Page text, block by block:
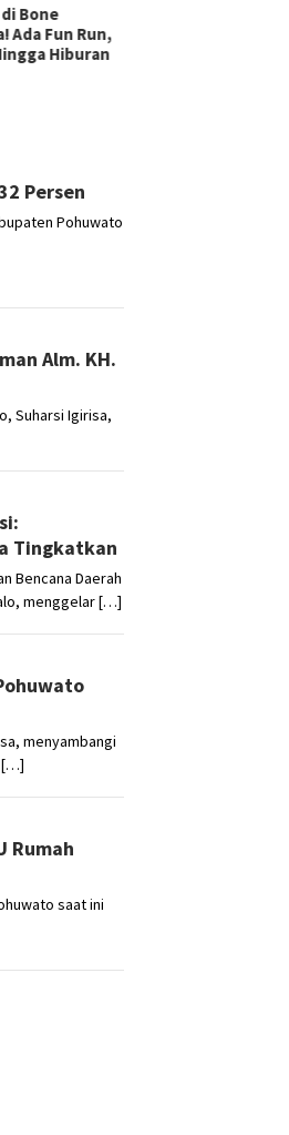
di Bone
Ada Fun Run,
Hiburan
Persen
Pohuwato
Alm. KH.
Suharsi Igirisa,
Tingkatkan
Bencana Daerah
menggelar […]
menyambangi
[…]
Rumah
saat ini